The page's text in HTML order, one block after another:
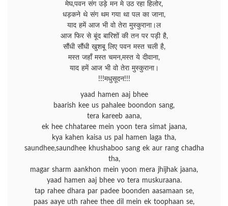
मेघ,पवन संग उड़े मन मे उठ रहा हिलोर,
धड़कने थे संग थम गया था पल का जाना,
याद हमें आज भी वो तेरा मुस्कुराना।ल
आज फिर से बूंद बारिशों की तन पर पड़ी है,
सौंधी सौंधी खुशबू लिए पवन मस्त चली है,
मस्त जहाँ मस्त चमन,मस्त ये दीवाना,
याद हमें आज भी वो तेरा मुस्कुराना।
!!!मधुसूदन!!!
yaad hamen aaj bhee
baarish kee us pahalee boondon sang,
tera kareeb aana,
ek hee chhataree mein yoon tera simat jaana,
kya kahen kaisa us pal hamen laga tha,
saundhee,saundhee khushaboo sang ek aur rang chadha
tha,
magar sharm aankhon mein yoon mera jhijhak jaana,
yaad hamen aaj bhee vo tera muskuraana.
tap rahee dhara par padee boonden aasamaan se,
paas aaye uth rahee thee dil mein ek toophaan se,